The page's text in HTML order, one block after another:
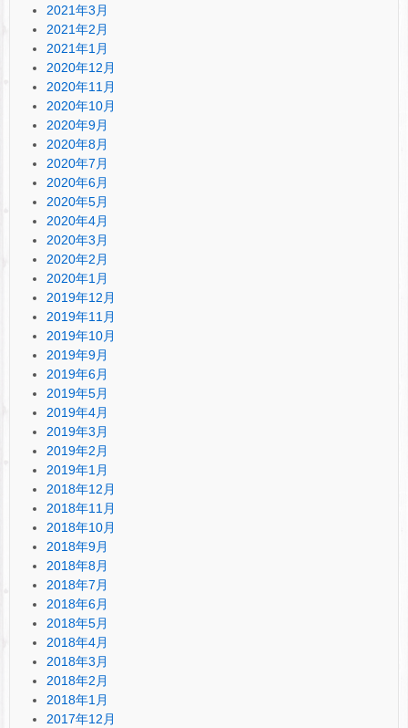
2021年3月
2021年2月
2021年1月
2020年12月
2020年11月
2020年10月
2020年9月
2020年8月
2020年7月
2020年6月
2020年5月
2020年4月
2020年3月
2020年2月
2020年1月
2019年12月
2019年11月
2019年10月
2019年9月
2019年6月
2019年5月
2019年4月
2019年3月
2019年2月
2019年1月
2018年12月
2018年11月
2018年10月
2018年9月
2018年8月
2018年7月
2018年6月
2018年5月
2018年4月
2018年3月
2018年2月
2018年1月
2017年12月